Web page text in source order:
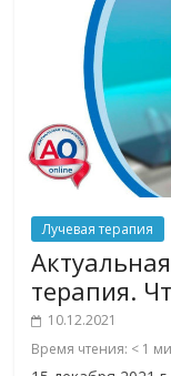
Лучевая терапия
терапия.
10.12.2021
Время чтения: < 1